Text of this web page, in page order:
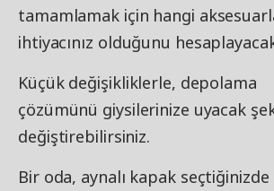
tamamlamak için hangi
ihtiyacınız olduğunu
Küçük değişikliklerle, depolama
çözümünü giysilerinize uyacak
değiştirebilirsiniz.
Bir oda, aynalı kapak seçtiğinizde